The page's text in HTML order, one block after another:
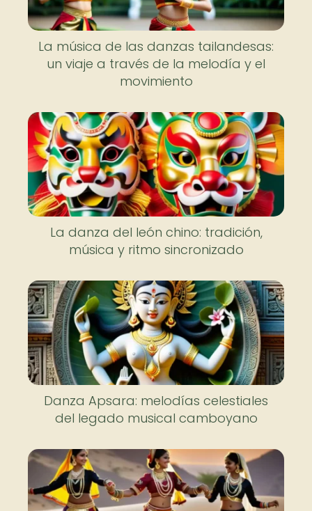
La música de las danzas tailandesas:
un viaje a través de la melodía y el
movimiento
La danza del león chino: tradición,
música y ritmo sincronizado
Danza Apsara: melodías celestiales
del legado musical camboyano